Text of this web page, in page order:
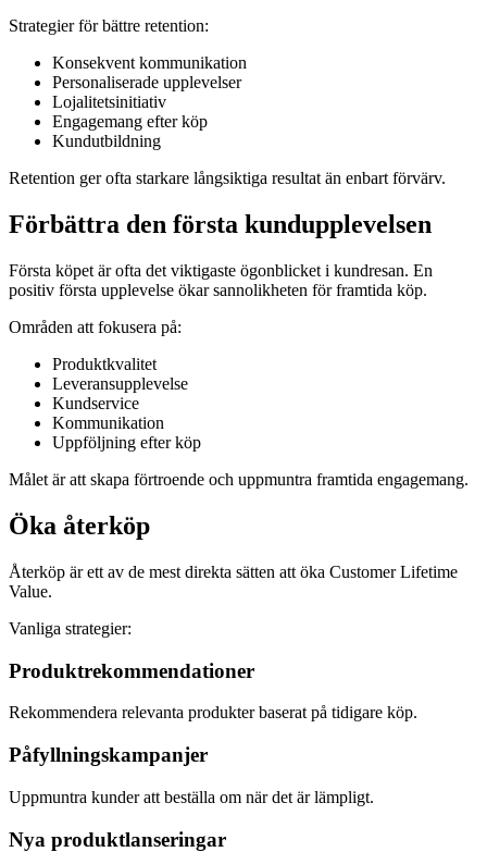
Strategier för bättre retention:
Konsekvent kommunikation
Personaliserade upplevelser
Lojalitetsinitiativ
Engagemang efter köp
Kundutbildning
Retention ger ofta starkare långsiktiga resultat än enbart förvärv.
Förbättra den första kundupplevelsen
Första köpet är ofta det viktigaste ögonblicket i kundresan. En
positiv första upplevelse ökar sannolikheten för framtida köp.
Områden att fokusera på:
Produktkvalitet
Leveransupplevelse
Kundservice
Kommunikation
Uppföljning efter köp
Målet är att skapa förtroende och uppmuntra framtida engagemang.
Öka återköp
Återköp är ett av de mest direkta sätten att öka Customer Lifetime
Value.
Vanliga strategier:
Produktrekommendationer
Rekommendera relevanta produkter baserat på tidigare köp.
Påfyllningskampanjer
Uppmuntra kunder att beställa om när det är lämpligt.
Nya produktlanseringar